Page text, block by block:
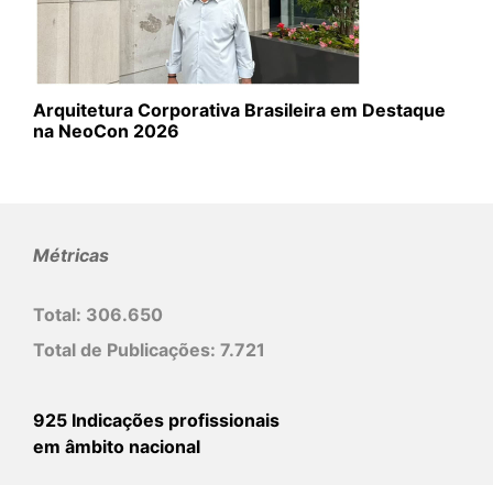
Arquitetura Corporativa Brasileira em Destaque
na NeoCon 2026
Métricas
Total: 306.650
Total de Publicações: 7.721
925 Indicações profissionais
em âmbito nacional